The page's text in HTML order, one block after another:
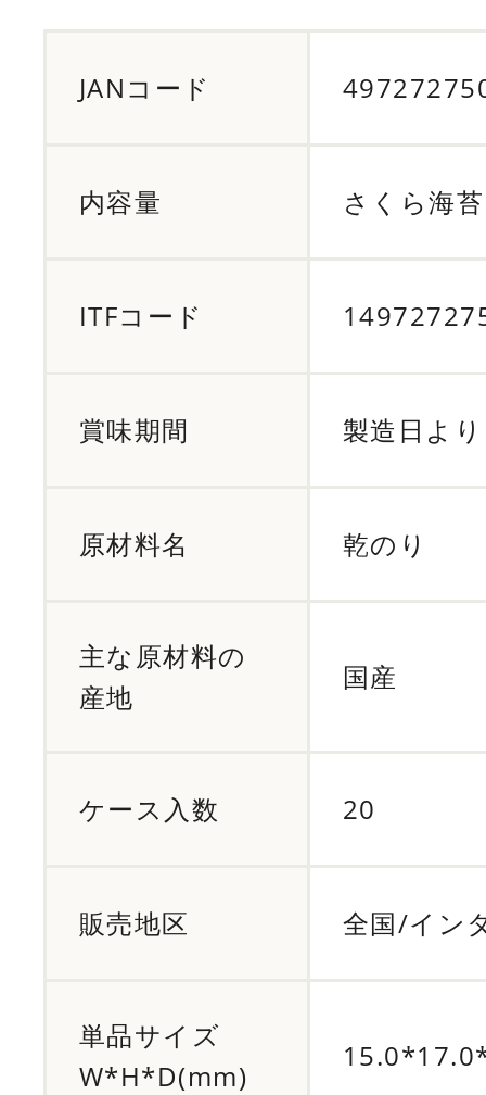
JANコード
内容量 さくら海
ITFコード
賞味期間 製造日よ
原材料名 乾のり
主な原材料の
産地
国産
ケース入数 20
販売地区 全国/イン
単品サイズ
W*H*D(mm)